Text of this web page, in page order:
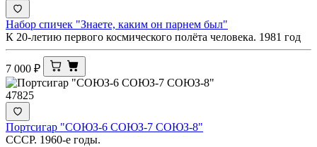
Набор спичек "Знаете, каким он парнем был"
К 20-летию первого космического полёта человека. 1981 год
7 000 ₽
47825
Портсигар "СОЮЗ-6 СОЮЗ-7 СОЮЗ-8"
СССР. 1960-е годы.